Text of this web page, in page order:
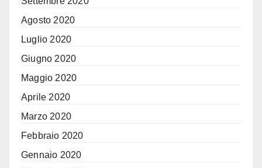
Agosto 2020
Luglio 2020
Giugno 2020
Maggio 2020
Aprile 2020
Marzo 2020
Febbraio 2020
Gennaio 2020